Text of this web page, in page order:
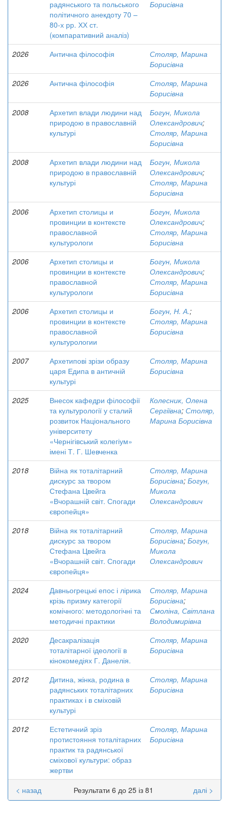
радянського та польського
політичного анекдоту 70 –
80-х рр. ХХ ст.
(компаративний аналіз)
Борисівна
2026 Антична філософія
Столяр, Марина
Борисівна
2026
Антична філософія
Столяр, Марина
Борисівна
2008
Архетип влади людини над
природою в православній
культурі
Богун, Микола
Олександрович;
Столяр, Марина
Борисівна
2008
Архетип влади людини над
природою в православній
культурі
Богун, Микола
Олександрович;
Столяр, Марина
Борисівна
2006
Архетип столицы и
провинции в контексте
православной
культурологи
Богун, Микола
Олександрович;
Столяр, Марина
Борисівна
2006
Архетип столицы и
провинции в контексте
православной
культурологи
Богун, Микола
Олександрович;
Столяр, Марина
Борисівна
2006
Архетип столицы и
провинции в контексте
православной
культурологии
Богун, Н. А.;
Столяр, Марина
Борисівна
2007
Архетипові зрізи образу
царя Едипа в античній
культурі
Столяр, Марина
Борисівна
2025
Внесок кафедри філософії
та культурології у сталий
розвиток Національного
університету
«Чернігівський колегіум»
імені Т. Г. Шевченка
Колесник, Олена
Сергіївна; Столяр,
Марина Борисівна
2018
Війна як тоталітарний
дискурс за твором
Стефана Цвейга
«Вчорашній світ. Спогади
європейця»
Столяр, Марина
Борисівна; Богун,
Микола
Олександрович
2018
Війна як тоталітарний
дискурс за твором
Стефана Цвейга
«Вчорашній світ. Спогади
європейця»
Столяр, Марина
Борисівна; Богун,
Микола
Олександрович
2024
Давньогрецькі епос і лірика
крізь призму категорії
комічного: методологічні та
методичні практики
Столяр, Марина
Борисівна;
Смоліна, Світлана
Володимирівна
2020
Десакралізація
тоталітарної ідеології в
кінокомедіях Г. Данелія.
Столяр, Марина
Борисівна
2012
Дитина, жінка, родина в
радянських тоталітарних
практиках і в сміховій
культурі
Столяр, Марина
Борисівна
2012
Естетичний зріз
протистояння тоталітарних
практик та радянської
сміхової культури: образ
жертви
Столяр, Марина
Борисівна
Результати 6 до 25 із 81
< назад далі >